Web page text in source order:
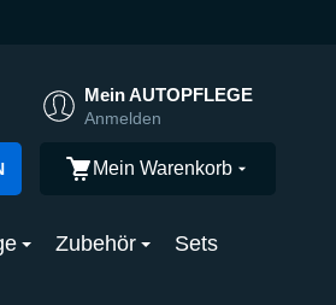
Mein AUTOPFLEGE
Anmelden
Mein Warenkorb
Zubehör
Sets